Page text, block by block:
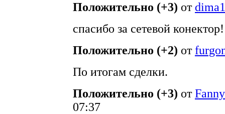
Положительно (+3) от
спасибо за сетевой конектор!
Положительно (+2) от
По итогам сделки.
Положительно (+3) от
07:37